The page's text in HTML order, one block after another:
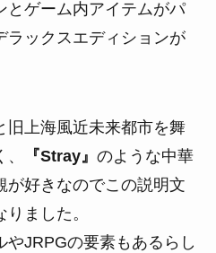
とゲーム内アイテムがパ
ラックスエディションが
旧上海風近未来都市を舞
『Stray』 のような中華
が好きなのでこの説明文
ました。
やJRPGの要素もあるらし